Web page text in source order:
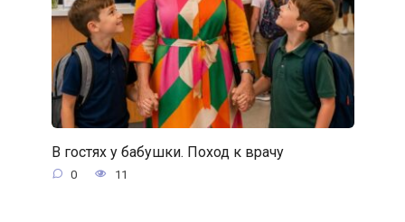
В гостях у бабушки. Поход к врачу
0 11